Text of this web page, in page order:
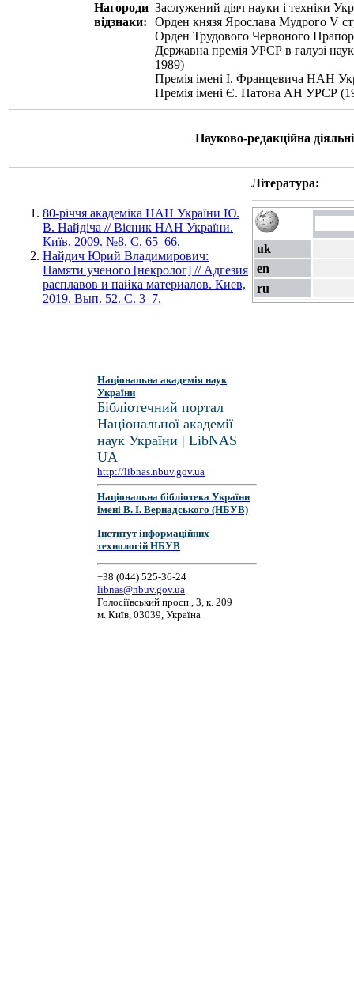
Нагороди
відзнаки:
Заслужений діяч науки і техніки
Орден князя Ярослава Мудрого V
Орден Трудового Червоного
Державна премія УРСР в галузі
1989)
Премія імені І. Францевича НАН
Премія імені Є. Патона АН УРСР
Науково-редакційна
Література:
80-річчя академіка НАН України Ю.
В. Найдіча // Вісник НАН України.
Київ, 2009. №8. С. 65–66.
Найдич Юрий Владимирович:
Памяти ученого [некролог] // Адгезия
расплавов и пайка материалов. Киев,
2019. Вып. 52. С. 3–7.
uk
en
ru
Національна академія наук
України
Бібліотечний портал
Національної академії
наук України | LibNAS
UA
http://libnas.nbuv.gov.ua
Національна бібліотека України
імені В. І. Вернадського (НБУВ)
Інститут інформаційних
технологій НБУВ
+38 (044) 525-36-24
libnas@nbuv.gov.ua
Голосіївський просп., 3, к. 209
м. Київ, 03039, Україна